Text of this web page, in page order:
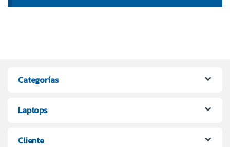
Categorías
Laptops
Cliente